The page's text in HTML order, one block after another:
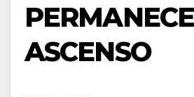
ASCENSO